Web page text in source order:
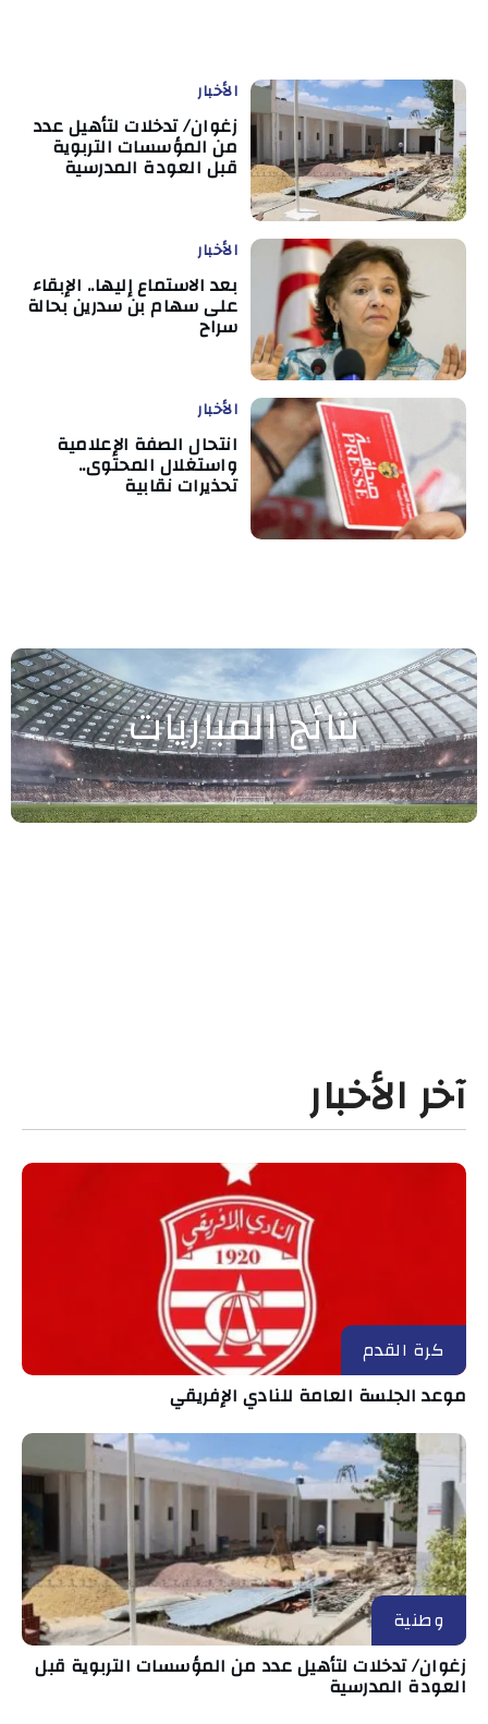
الأخبار
زغوان/ تدخلات لتأهيل عدد
من المؤسسات التربوية
قبل العودة المدرسية
الأخبار
بعد الاستماع إليها.. الإبقاء
على سهام بن سدرين بحالة
سراح
الأخبار
انتحال الصفة الإعلامية
واستغلال المحتوى..
تحذيرات نقابية
نتائج المباريات
آخر الأخبار
كرة القدم
موعد الجلسة العامة للنادي الإفريقي
وطنية
زغوان/ تدخلات لتأهيل عدد من المؤسسات التربوية قبل
العودة المدرسية